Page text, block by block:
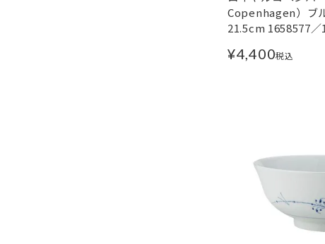
Copenhagen）ブ
21.5cm 1658577／
¥4,400税込